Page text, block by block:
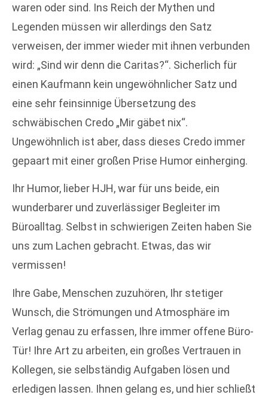
waren oder sind. Ins Reich der Mythen und
Legenden müssen wir allerdings den Satz
verweisen, der immer wieder mit ihnen verbunden
wird: „Sind wir denn die Caritas?“. Sicherlich für
einen Kaufmann kein ungewöhnlicher Satz und
eine sehr feinsinnige Übersetzung des
schwäbischen Credo „Mir gäbet nix“.
Ungewöhnlich ist aber, dass dieses Credo immer
gepaart mit einer großen Prise Humor einherging.
Ihr Humor, lieber HJH, war für uns beide, ein
wunderbarer und zuverlässiger Begleiter im
Büroalltag. Selbst in schwierigen Zeiten haben Sie
uns zum Lachen gebracht. Etwas, das wir
vermissen!
Ihre Gabe, Menschen zuzuhören, Ihr stetiger
Wunsch, die Strömungen und Atmosphäre im
Verlag genau zu erfassen, Ihre immer offene Büro-
Tür! Ihre Art zu arbeiten, ein großes Vertrauen in
Kollegen, sie selbständig Aufgaben lösen und
erledigen lassen. Ihnen gelang es, und hier schließt